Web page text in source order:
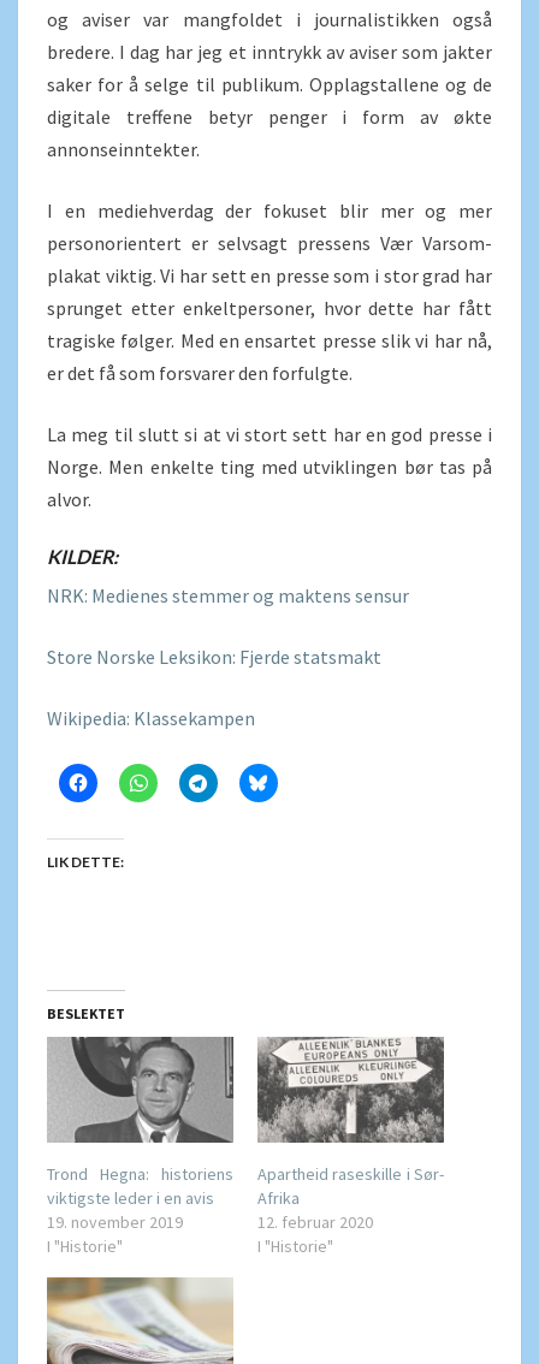
og aviser var mangfoldet i journalistikken også
bredere. I dag har jeg et inntrykk av aviser som jakter
saker for å selge til publikum. Opplagstallene og de
digitale treffene betyr penger i form av økte
annonseinntekter.
I en mediehverdag der fokuset blir mer og mer
personorientert er selvsagt pressens Vær Varsom-
plakat viktig. Vi har sett en presse som i stor grad har
sprunget etter enkeltpersoner, hvor dette har fått
tragiske følger. Med en ensartet presse slik vi har nå,
er det få som forsvarer den forfulgte.
La meg til slutt si at vi stort sett har en god presse i
Norge. Men enkelte ting med utviklingen bør tas på
alvor.
KILDER:
NRK: Medienes stemmer og maktens sensur
Store Norske Leksikon: Fjerde statsmakt
Wikipedia: Klassekampen
LIK DETTE:
BESLEKTET
Trond Hegna: historiens
viktigste leder i en avis
19. november 2019
I "Historie"
Apartheid raseskille i Sør-
Afrika
12. februar 2020
I "Historie"